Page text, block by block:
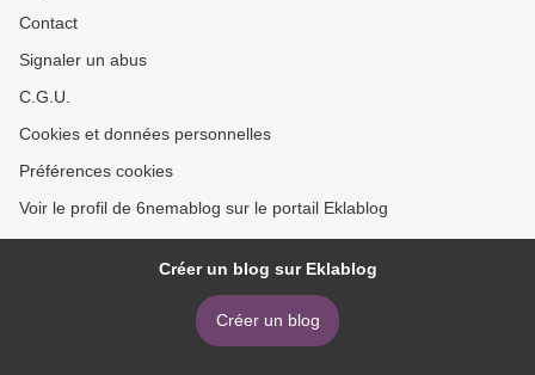
Contact
Signaler un abus
C.G.U.
Cookies et données personnelles
Préférences cookies
Voir le profil de 6nemablog sur le portail Eklablog
Créer un blog sur Eklablog
Créer un blog